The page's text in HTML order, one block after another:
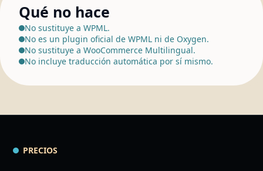
Qué no hace
No sustituye a WPML.
No es un plugin oficial de WPML ni de Oxygen.
No sustituye a WooCommerce Multilingual.
No incluye traducción automática por sí mismo.
PRECIOS